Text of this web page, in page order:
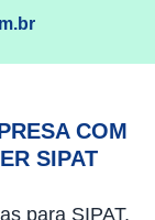
COM
SIPAT
para SIPAT,